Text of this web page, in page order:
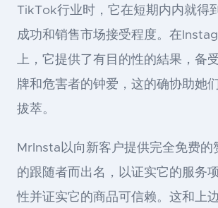
TikTok行业时，它在短期内内就得
成功和销售市场接受程度。在
上，它提供了有目的性的結果，备
牌和危害者的钟爱，这的确协助她
拔萃。
MrInsta以向新客户提供完全免费的
的跟随者而出名，以证实它的服务
性并证实它的商品可信赖。这和上